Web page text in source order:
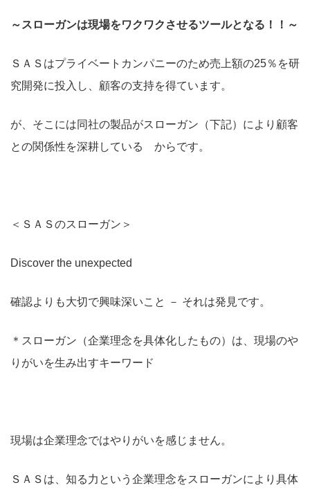
～スローガンは現場をワクワクさせるツールとなる！！～
ＳＡＳはプライベートカンパニーのため売上額の25％を研
究開発に投入し、顧客の支持を得ています。
が、そこには同社の製品がスローガン（下記）により顧客
との関係性を深耕している からです。
＜ＳＡＳのスローガン＞
Discover the unexpected
確認よりも大切で興味深いこと － それは発見です。
＊スローガン（企業理念を具体化したもの）は、現場のや
りがいを生み出すキーワード
現場は企業理念ではやりがいを感じません。
ＳＡＳは、知る力という企業理念をスローガンにより具体